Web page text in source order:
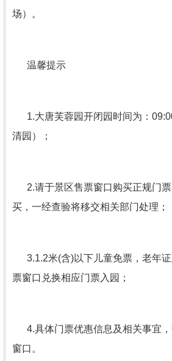
场）。
温馨提示
1.大唐芙蓉园开闭园时间为：
清园）；
2.请于景区售票窗口购买正规门票
买，一经查验将移交相关部门处理；
3.1.2米(含)以下儿童免票，老年证
票窗口兑换相应门票入园；
4.具体门票优惠信息及相关事宜，
窗口。